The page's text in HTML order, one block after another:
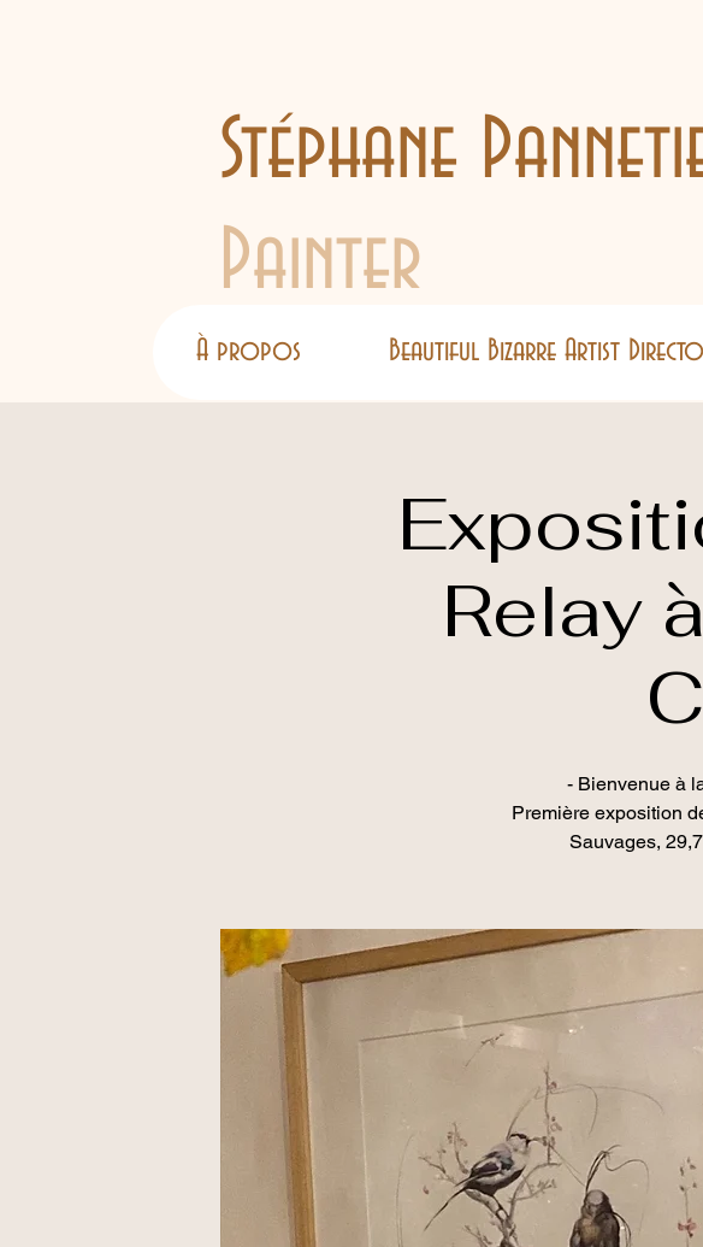
Stéphane
Painter
À propos Beautiful Bizarre Artist
Relay
- Bienvenue à
Première exposition
Sauvages,